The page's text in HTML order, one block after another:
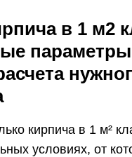
в 1 м2
кирпича в 1 м²
условиях, от